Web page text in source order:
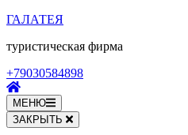
Перейти
содержимому
Enter)
ГАЛАТЕЯ
туристическая фирма
+79030584898
МЕНЮ
ЗАКРЫТЬ